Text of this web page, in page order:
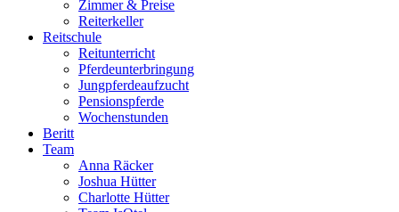
Zimmer & Preise
Reiterkeller
Reitschule
Reitunterricht
Pferdeunterbringung
Jungpferdeaufzucht
Pensionspferde
Wochenstunden
Beritt
Team
Anna Räcker
Joshua Hütter
Charlotte Hütter